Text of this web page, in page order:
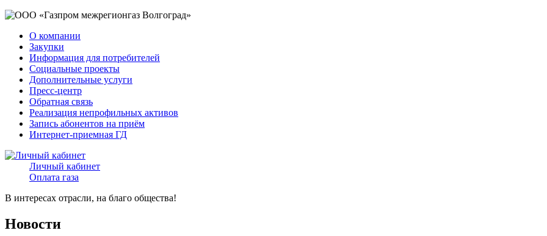
О компании
Закупки
Информация для потребителей
Социальные проекты
Дополнительные услуги
Пресс-центр
Обратная связь
Реализация непрофильных активов
Запись абонентов на приём
Интернет-приемная ГД
Личный кабинет
Оплата газа
В интересах отрасли, на благо общества!
Новости